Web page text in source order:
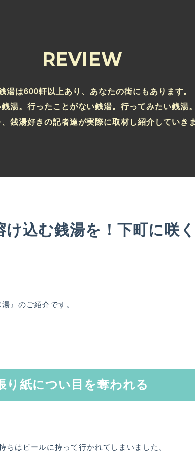
REVIEW
湯は600軒以上あり、あなたの街にもあります。
湯。行ったことがない銭湯。行ってみたい銭湯
銭湯好きの記者達が実際に取材し紹介していき
け込む銭湯を！下町に咲
』のご紹介です。
紙につい目を奪われる
はビールに持って行かれてしまいました。